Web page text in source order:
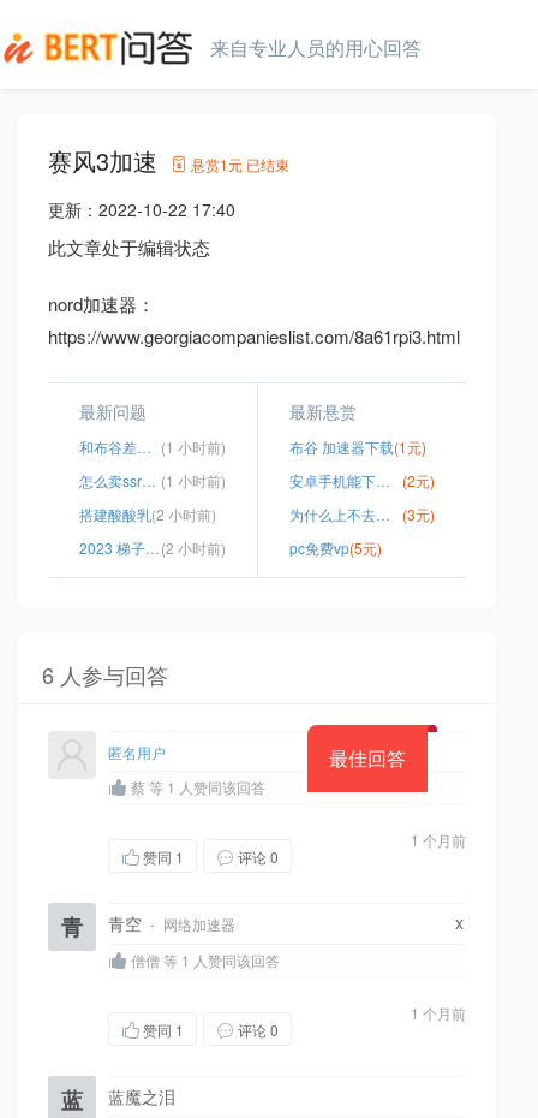
来自专业人员的用心回答
赛风3加速 悬赏1元 已结束
更新： 2022-10-22 17:40
此文章处于编辑状态
nord加速器：
https://www.georgiacompanieslist.com/8a61rpi3.html
最新问题
和布谷差不多的加速器 (1 小时前)
怎么卖ssr节点 (1 小时前)
搭建酸酸乳(2 小时前)
2023 梯子 上网(2 小时前)
最新悬赏
布谷 加速器下载(1元)
安卓手机能下载instagram
(2元)
为什么上不去国外网站
(3元)
pc免费vp(5元)
6 人参与回答
最佳回答
匿名用户
蔡 等 1 人赞同该回答
1 个月前
赞同 1 评论 0
青 青空 · 网络加速器 x
僧僧 等 1 人赞同该回答
1 个月前
赞同 1 评论 0
蓝 蓝魔之泪